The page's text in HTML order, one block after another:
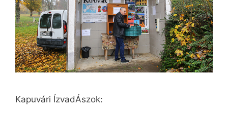
Kapuvári ÍzvadÁszok: